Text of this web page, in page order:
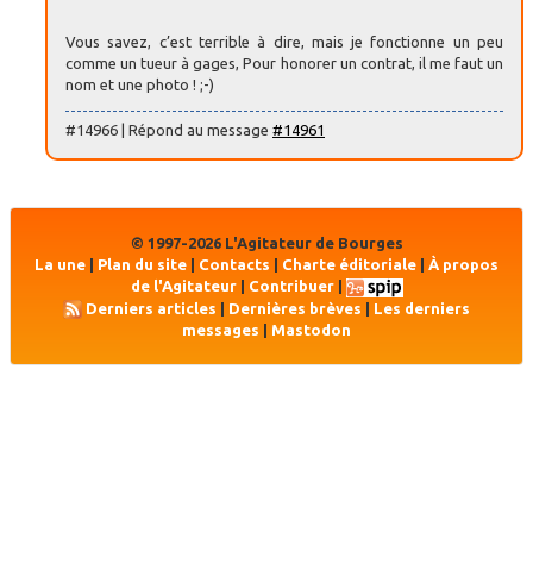
Vous savez, c’est terrible à dire, mais je fonctionne un peu
comme un tueur à gages, Pour honorer un contrat, il me faut un
nom et une photo ! ;-)
#14966 | Répond au message #14961
© 1997-2026 L'Agitateur de Bourges
La une
Plan du site Contacts Charte éditoriale
À propos
de l'Agitateur| Contribuer|
Derniers articles | Dernières brèves | Les derniers
messages
Mastodon